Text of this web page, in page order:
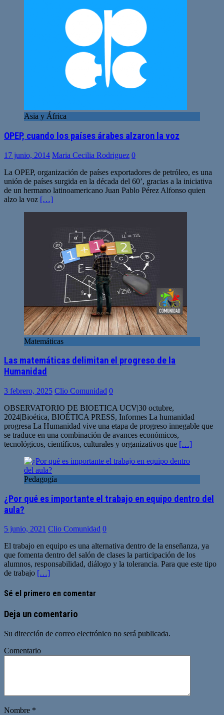
Asia y África
OPEP, cuando los países árabes alzaron la voz
17 junio, 2014 Maria Cecilia Rodriguez 0
La OPEP, organización de países exportadores de petróleo, es una
unión de países surgida en la década del 60’, gracias a la iniciativa
de un hermano latinoamericano Juan Pablo Pérez Alfonso quien
alzo la voz […]
Matemáticas
Las matemáticas delimitan el progreso de la
Humanidad
3 febrero, 2025 Clio Comunidad 0
OBSERVATORIO DE BIOETICA UCV|30 octubre,
2024|Bioética, BIOÉTICA PRESS, Informes La humanidad
progresa La Humanidad vive una etapa de progreso innegable que
se traduce en una combinación de avances económicos,
tecnológicos, científicos, culturales y organizativos que […]
Pedagogía
¿Por qué es importante el trabajo en equipo dentro del
aula?
5 junio, 2021 Clio Comunidad 0
El trabajo en equipo es una alternativa dentro de la enseñanza, ya
que fomenta dentro del salón de clases la participación de los
alumnos, responsabilidad, diálogo y la tolerancia. Para que este tipo
de trabajo […]
Sé el primero en comentar
Deja un comentario
Su dirección de correo electrónico no será publicada.
Comentario
Nombre *